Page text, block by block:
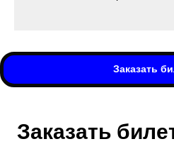
Заказать
Заказать